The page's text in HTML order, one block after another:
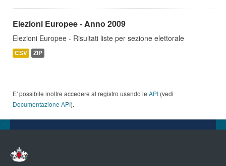
Elezioni Europee - Anno 2009
Elezioni Europee - Risultati liste per sezione elettorale
CSV ZIP
E' possibile inoltre accedere al registro usando le API (vedi
Documentazione API).